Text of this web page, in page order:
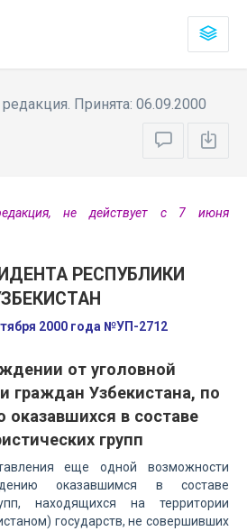
Принята: 06.09.2000
не действует с 7 июня
РЕСПУБЛИКИ
2000 года №УП-2712
от уголовной
граждан Узбекистана, по
в составе
групп
еще одной возможности
оказавшимся в составе
находящихся на территории
государств, не совершивших